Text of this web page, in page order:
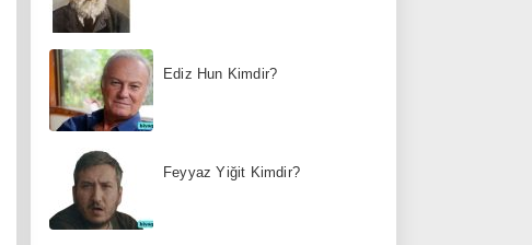
Ediz Hun Kimdir?
Feyyaz Yiğit Kimdir?